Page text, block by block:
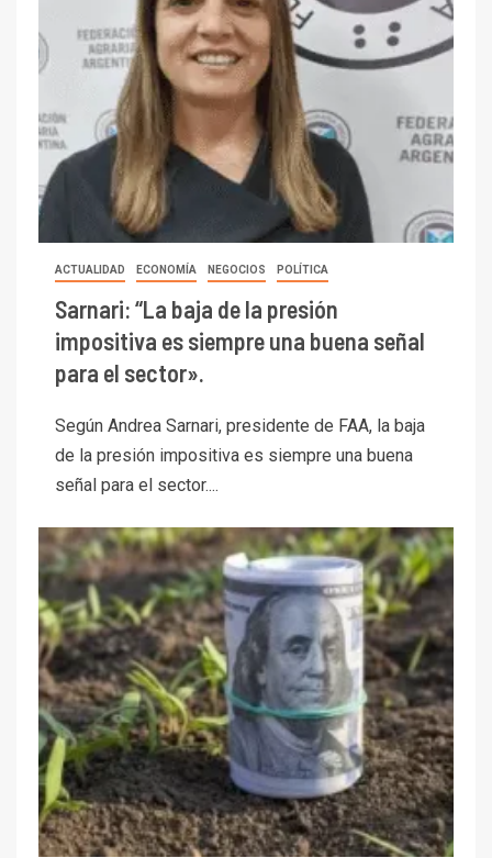
ACTUALIDAD ECONOMÍA NEGOCIOS POLÍTICA
Sarnari: “La baja de la presión
impositiva es siempre una buena señal
para el sector».
Según Andrea Sarnari, presidente de FAA, la baja
de la presión impositiva es siempre una buena
señal para el sector....